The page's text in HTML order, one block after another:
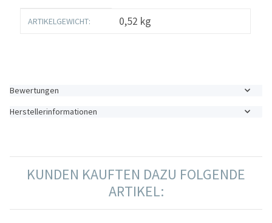
Produkteigenschaft
Wert
ARTIKELGEWICHT: 0,52 kg
Bewertungen
Herstellerinformationen
KUNDEN KAUFTEN DAZU FOLGENDE
ARTIKEL: